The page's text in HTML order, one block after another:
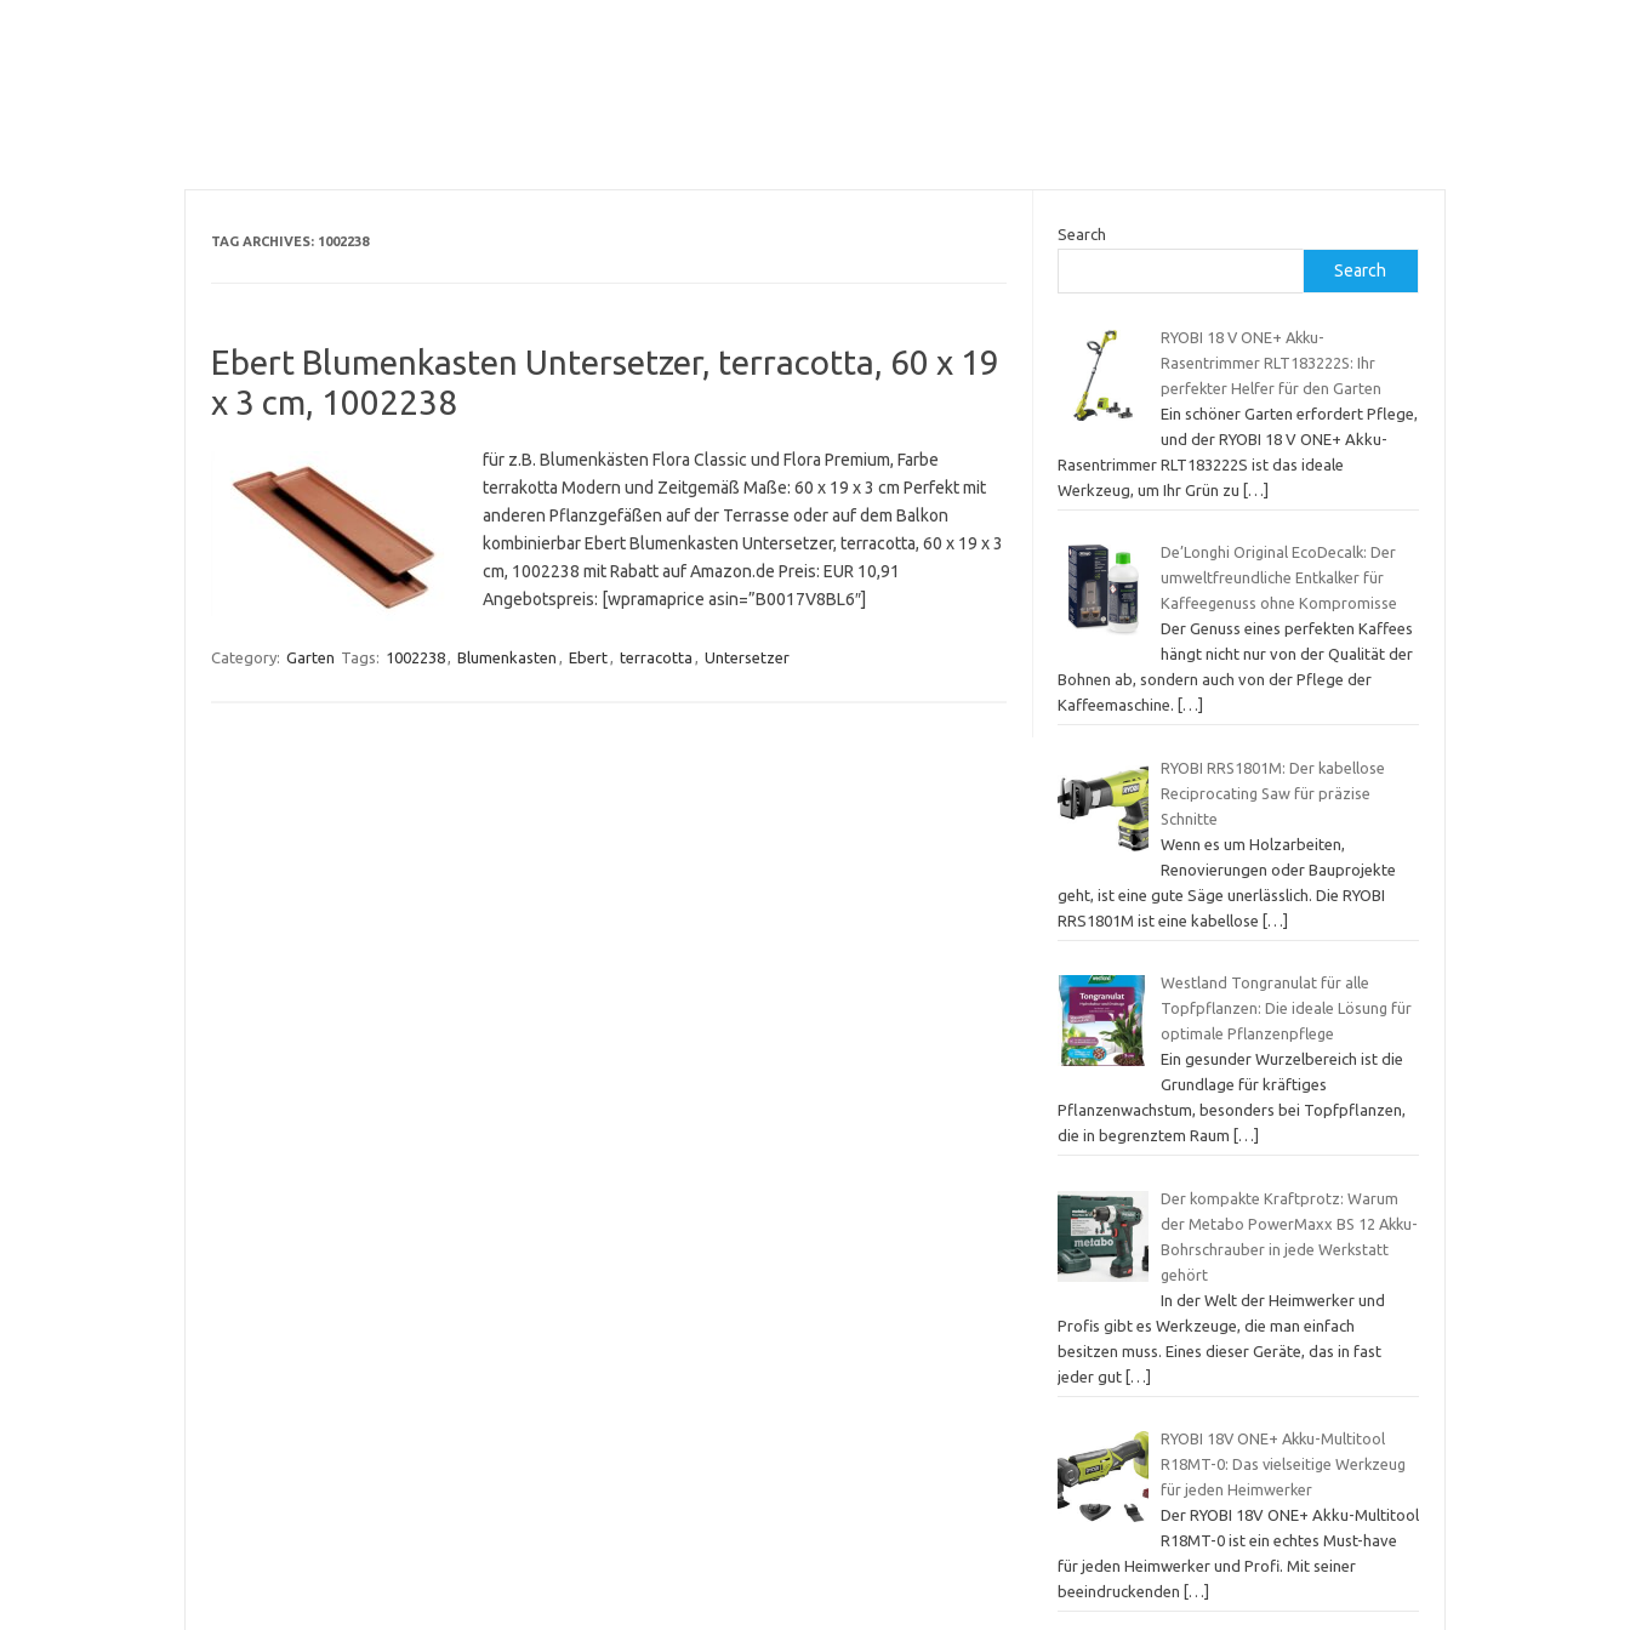
TAG ARCHIVES: 1002238
Ebert Blumenkasten Untersetzer, terracotta, 60 x 19
x 3 cm, 1002238
für z.B. Blumenkästen Flora Classic und Flora Premium, Farbe
terrakotta Modern und Zeitgemäß Maße: 60 x 19 x 3 cm Perfekt mit
anderen Pflanzgefäßen auf der Terrasse oder auf dem Balkon
kombinierbar Ebert Blumenkasten Untersetzer, terracotta, 60 x 19 x 3
cm, 1002238 mit Rabatt auf Amazon.de Preis: EUR 10,91
Angebotspreis: [wpramaprice asin=”B0017V8BL6″]
Category: Garten Tags: 1002238, Blumenkasten , Ebert, terracotta , Untersetzer
Search
Search
RYOBI 18 V ONE+ Akku-
Rasentrimmer RLT183222S: Ihr
perfekter Helfer für den Garten
Ein schöner Garten erfordert Pflege,
und der RYOBI 18 V ONE+ Akku-
Rasentrimmer RLT183222S ist das ideale
Werkzeug, um Ihr Grün zu
[…]
De’Longhi Original EcoDecalk: Der
umweltfreundliche Entkalker für
Kaffeegenuss ohne Kompromisse
Der Genuss eines perfekten Kaffees
hängt nicht nur von der Qualität der
Bohnen ab, sondern auch von der Pflege der
Kaffeemaschine.
[…]
RYOBI RRS1801M: Der kabellose
Reciprocating Saw für präzise
Schnitte
Wenn es um Holzarbeiten,
Renovierungen oder Bauprojekte
geht, ist eine gute Säge unerlässlich. Die RYOBI
RRS1801M ist eine kabellose
[…]
Westland Tongranulat für alle
Topfpflanzen: Die ideale Lösung für
optimale Pflanzenpflege
Ein gesunder Wurzelbereich ist die
Grundlage für kräftiges
Pflanzenwachstum, besonders bei Topfpflanzen,
die in begrenztem Raum
[…]
Der kompakte Kraftprotz: Warum
der Metabo PowerMaxx BS 12 Akku-
Bohrschrauber in jede Werkstatt
gehört
In der Welt der Heimwerker und
Profis gibt es Werkzeuge, die man einfach
besitzen muss. Eines dieser Geräte, das in fast
jeder gut […]
RYOBI 18V ONE+ Akku-Multitool
R18MT-0: Das vielseitige Werkzeug
für jeden Heimwerker
Der RYOBI 18V ONE+ Akku-Multitool
R18MT-0 ist ein echtes Must-have
für jeden Heimwerker und Profi. Mit seiner
beeindruckenden
[…]